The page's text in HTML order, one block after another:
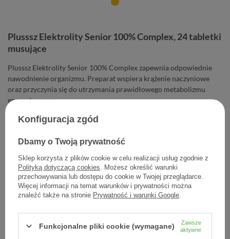
Plusssz Elektrolity Senior 100% Complex, 24 tabletki
musujące
Plusssz Elektrolity Senior 100% Complex zapewnia odpowiednie
nawodnienie organizmu. Preparat wspiera krążenie naczyniowe
oraz przyczynia się do utrzymania prawidłowego metabolizmu
energetycznego.
Cena jednostkowa 0,52 zł / szt.
- + Dodaj do koszyka
Dodaj do listy zakupowej
Konfiguracja zgód
Dbamy o Twoją prywatność
Sklep korzysta z plików cookie w celu realizacji usług zgodnie z
Polityką dotyczącą cookies . Możesz określić warunki
przechowywania lub dostępu do cookie w Twojej przeglądarce.
Więcej informacji na temat warunków i prywatności można
znaleźć także na stronie Prywatność i warunki Google
Funkcjonalne pliki cookie (wymagane)
Zawsze
aktywne